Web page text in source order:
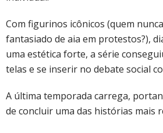
Com figurinos icônicos (quem
fantasiado de aia em protestos?),
uma estética forte, a série
telas e se inserir no debate social
A última temporada carrega,
de concluir uma das histórias mais